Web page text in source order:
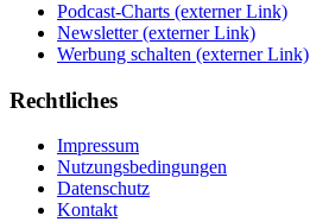
Podcast-Charts (externer Link)
Newsletter (externer Link)
Werbung schalten (externer Link)
Rechtliches
Impressum
Nutzungsbedingungen
Datenschutz
Kontakt